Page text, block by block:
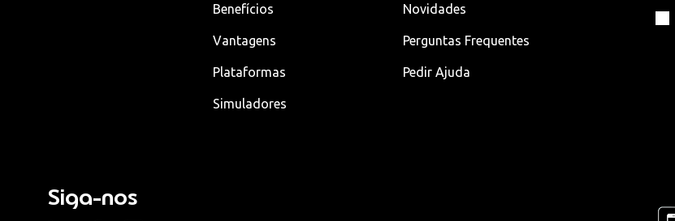
Benefícios
Vantagens
Plataformas
Simuladores
Novidades
Perguntas Frequentes
Pedir Ajuda
Siga-nos